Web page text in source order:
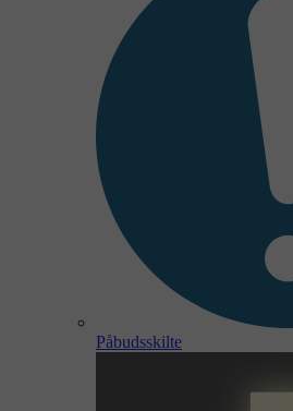
Påbudsskilte